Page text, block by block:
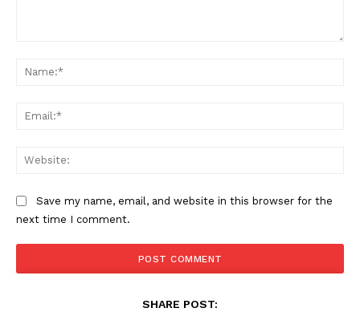
Save my name, email, and website in this browser for the
next time I comment.
SHARE POST: